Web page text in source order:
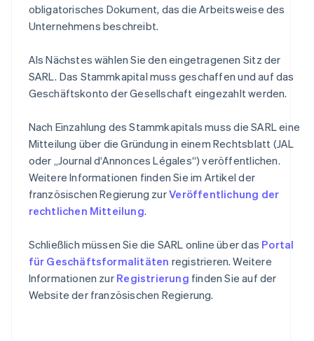
obligatorisches Dokument, das die Arbeitsweise des
Unternehmens beschreibt.
Als Nächstes wählen Sie den eingetragenen Sitz der
SARL. Das Stammkapital muss geschaffen und auf das
Geschäftskonto der Gesellschaft eingezahlt werden.
Nach Einzahlung des Stammkapitals muss die SARL eine
Mitteilung über die Gründung in einem Rechtsblatt (JAL
oder „Journal d‘Annonces Légales“) veröffentlichen.
Weitere Informationen finden Sie im Artikel der
französischen Regierung zurVeröffentlichung der
rechtlichen Mitteilung.
Schließlich müssen Sie die SARL online über das Portal
für Geschäftsformalitäten registrieren. Weitere
Informationen zur Registrierung finden Sie auf der
Website der französischen Regierung.